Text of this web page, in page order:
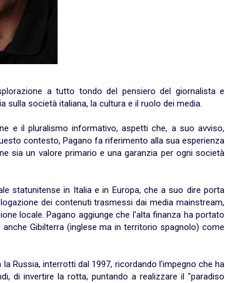
a tutto tondo del pensiero del giornalista e
società italiana, la cultura e il ruolo dei media.
e il pluralismo informativo, aspetti che, a suo avviso,
contesto, Pagano fa riferimento alla sua esperienza
sia un valore primario e una garanzia per ogni società
statunitense in Italia e in Europa, che a suo dire porta
dei contenuti trasmessi dai media mainstream,
locale. Pagano aggiunge che l'alta finanza ha portato
Gibilterra (inglese ma in territorio spagnolo) come
Russia, interrotti dal 1997, ricordando l'impegno che ha
di invertire la rotta, puntando a realizzare il "paradiso